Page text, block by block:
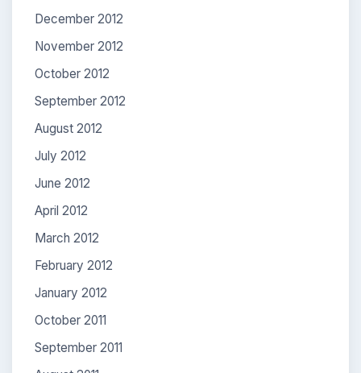
December 2012
November 2012
October 2012
September 2012
August 2012
July 2012
June 2012
April 2012
March 2012
February 2012
January 2012
October 2011
September 2011